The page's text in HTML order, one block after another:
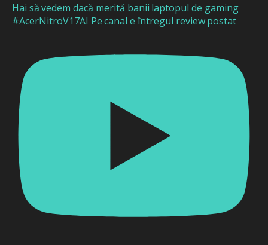
Hai să vedem dacă merită banii laptopul de gaming
#AcerNitroV17AI Pe canal e întregul review postat